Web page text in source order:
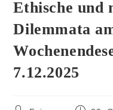
Ethische und
Dilemmata
7.12.2025